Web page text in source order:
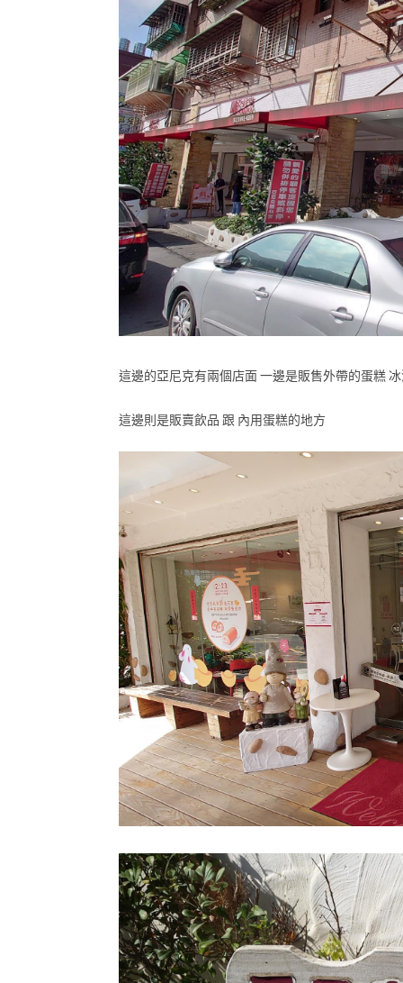
這邊的亞尼克有兩個店面 一邊是販售外帶的蛋糕
這邊則是販賣飲品 跟 內用蛋糕的地方